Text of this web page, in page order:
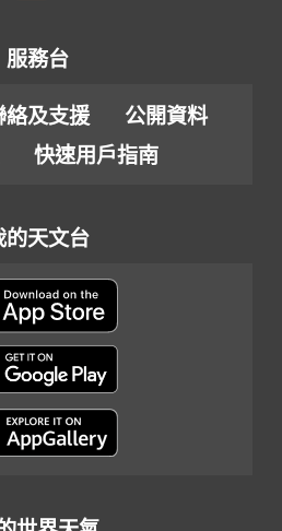
服務台
絡及支援
公開資料
快速用戶指南
的天文台